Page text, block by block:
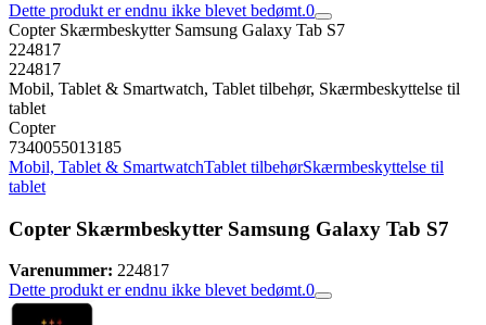
Dette produkt er endnu ikke blevet bedømt.0
Copter Skærmbeskytter Samsung Galaxy Tab S7
224817
224817
Mobil, Tablet & Smartwatch, Tablet tilbehør, Skærmbeskyttelse til
tablet
Copter
7340055013185
Mobil, Tablet & SmartwatchTablet tilbehørSkærmbeskyttelse til
tablet
Copter Skærmbeskytter Samsung Galaxy Tab S7
Varenummer: 224817
Dette produkt er endnu ikke blevet bedømt.0